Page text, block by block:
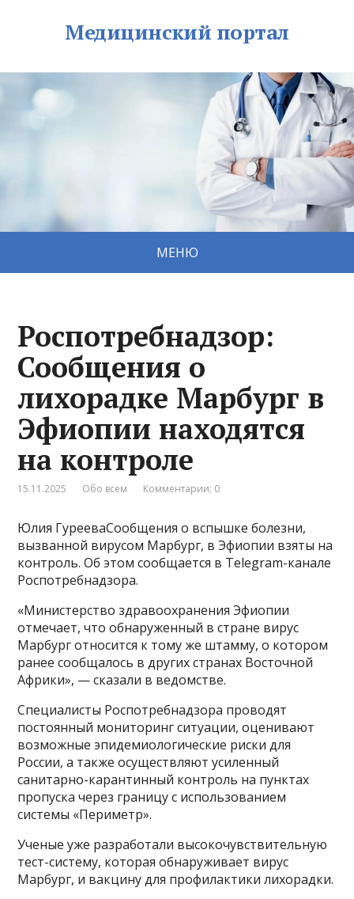
Медицинский портал
МЕНЮ
Роспотребнадзор:
Сообщения о
лихорадке Марбург в
Эфиопии находятся
на контроле
15.11.2025 Обо всем Комментарии: 0
Юлия ГурееваСообщения о вспышке болезни,
вызванной вирусом Марбург, в Эфиопии взяты на
контроль. Об этом сообщается в Telegram-канале
Роспотребнадзора.
«Министерство здравоохранения Эфиопии
отмечает, что обнаруженный в стране вирус
Марбург относится к тому же штамму, о котором
ранее сообщалось в других странах Восточной
Африки», — сказали в ведомстве.
Специалисты Роспотребнадзора проводят
постоянный мониторинг ситуации, оценивают
возможные эпидемиологические риски для
России, а также осуществляют усиленный
санитарно-карантинный контроль на пунктах
пропуска через границу с использованием
системы «Периметр».
Ученые уже разработали высокочувствительную
тест-систему, которая обнаруживает вирус
Марбург, и вакцину для профилактики лихорадки.